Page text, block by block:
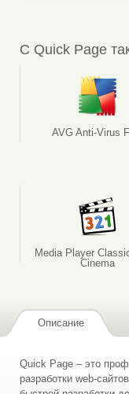
С Quick Page
AVG Anti-Virus
Media Player
Cinema
Описание
Quick Page – это
разработки web-